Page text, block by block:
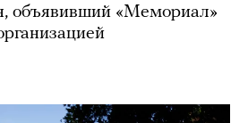
объявивший «Мемориал»